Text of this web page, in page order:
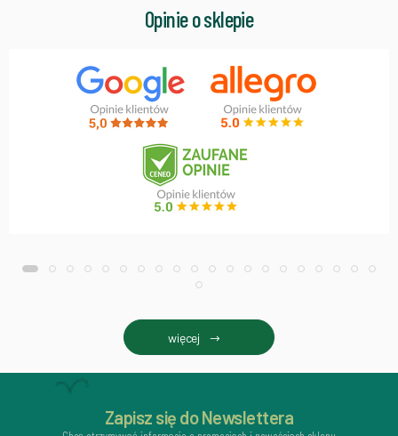
Opinie o sklepie
więcej
Zapisz się do Newslettera